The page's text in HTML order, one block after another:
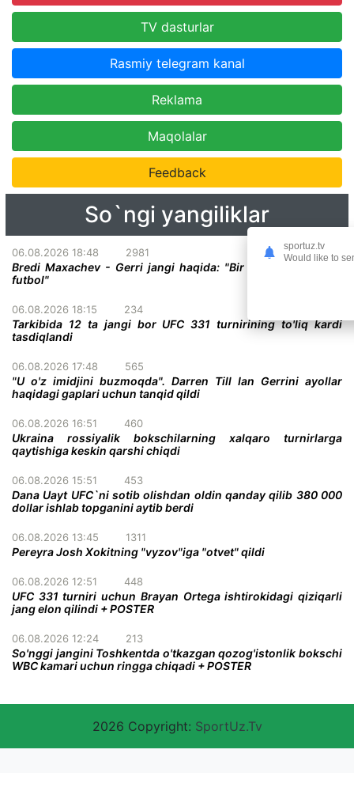
TV dasturlar
Rasmiy telegram kanal
Reklama
Maqolalar
Feedback
So`ngi yangiliklar
06.08.2026 18:48 2981
Bredi Maxachev - Gerri jangi haqida: "Bir darvoza oldidagi
futbol"
06.08.2026 18:15 234
Tarkibida 12 ta jangi bor UFC 331 turnirining to'liq kardi
tasdiqlandi
06.08.2026 17:48 565
"U o'z imidjini buzmoqda". Darren Till Ian Gerrini ayollar
haqidagi gaplari uchun tanqid qildi
06.08.2026 16:51 460
Ukraina rossiyalik bokschilarning xalqaro turnirlarga
qaytishiga keskin qarshi chiqdi
06.08.2026 15:51 453
Dana Uayt UFC`ni sotib olishdan oldin qanday qilib 380 000
dollar ishlab topganini aytib berdi
06.08.2026 13:45 1311
Pereyra Josh Xokitning "vyzov"iga "otvet" qildi
06.08.2026 12:51 448
UFC 331 turniri uchun Brayan Ortega ishtirokidagi qiziqarli
jang elon qilindi + POSTER
06.08.2026 12:24 213
So'nggi jangini Toshkentda o'tkazgan qozog'istonlik bokschi
WBC kamari uchun ringga chiqadi + POSTER
2026 Copyright: SportUz.Tv
sportuz.tv
Would like to